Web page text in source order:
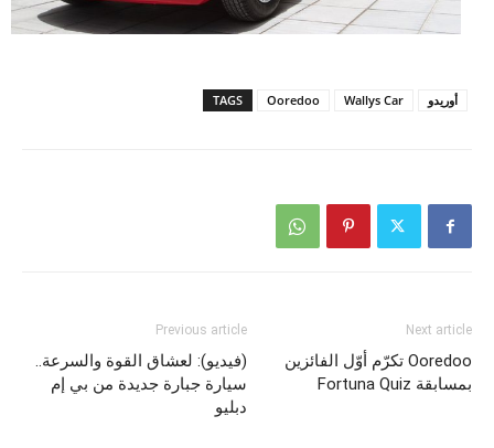
TAGS Ooredoo Wallys Car أوريدو
Previous article
(فيديو): لعشاق القوة والسرعة..
سيارة جبارة جديدة من بي إم
دبليو
Next article
Ooredoo تكرّم أوّل الفائزين
بمسابقة Fortuna Quiz